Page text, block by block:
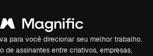
para você direcionar seu melhor trabalho.
de assinantes entre criativos, empresas,